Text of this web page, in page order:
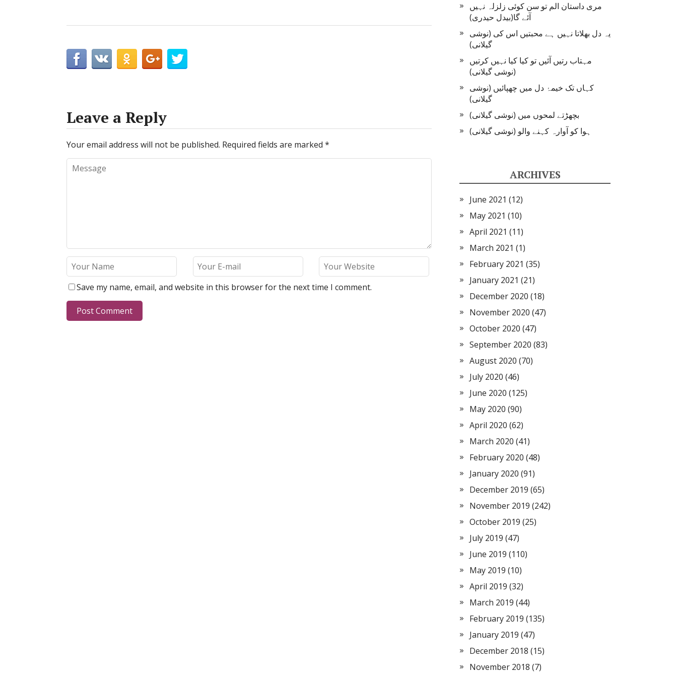
Leave a Reply
Your email address will not be published. Required fields are marked *
Save my name, email, and website in this browser for the next time I comment.
مری داستان الم تو سن کوئی زلزلہ نہیں
آئے گا(بیدل حیدری)
یہ دل بھلاتا نہیں ہے محبتیں اس کی (نوشی
گیلانی)
مہتاب رتیں آئیں تو کیا کیا نہیں کرتیں
(نوشی گیلانی)
کہاں تک خیمۂ دل میں چھپائیں (نوشی
گیلانی)
بچھڑتے لمحوں میں (نوشی گیلانی)
ہوا کو آوارہ کہنے والو (نوشی گیلانی)
ARCHIVES
June 2021 (12)
May 2021 (10)
April 2021 (11)
March 2021 (1)
February 2021 (35)
January 2021 (21)
December 2020 (18)
November 2020 (47)
October 2020 (47)
September 2020 (83)
August 2020 (70)
July 2020 (46)
June 2020 (125)
May 2020 (90)
April 2020 (62)
March 2020 (41)
February 2020 (48)
January 2020 (91)
December 2019 (65)
November 2019 (242)
October 2019 (25)
July 2019 (47)
June 2019 (110)
May 2019 (10)
April 2019 (32)
March 2019 (44)
February 2019 (135)
January 2019 (47)
December 2018 (15)
November 2018 (7)